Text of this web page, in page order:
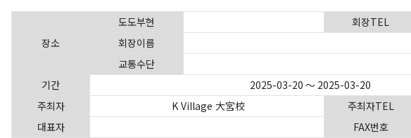
장소
도도부현
회장TEL
회장이름
교통수단
기간
2025-03-20 ～ 2025-03-20
주최자
K Village 大宮校
주최자TEL
대표자
FAX번호